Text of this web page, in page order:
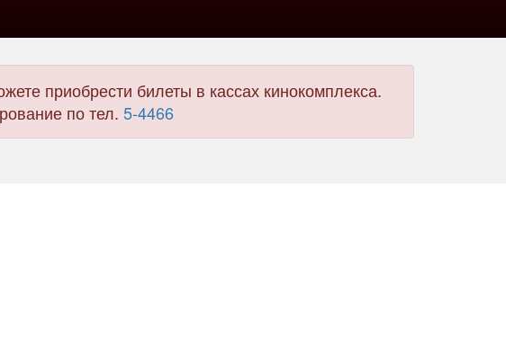
приобрести билеты в кассах кинокомплекса.
по тел. 5-4466